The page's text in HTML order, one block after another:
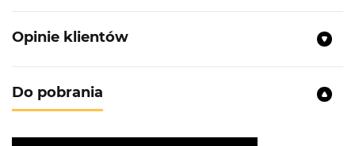
Opinie klientów
Do pobrania